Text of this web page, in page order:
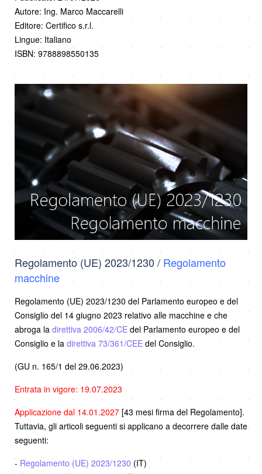
Autore: Ing. Marco Maccarelli
Editore: Certifico s.r.l.
Lingue: Italiano
ISBN: 9788898550135
Regolamento (UE) 2023/1230 / Regolamento
macchine
Regolamento (UE) 2023/1230 del Parlamento europeo e del
Consiglio del 14 giugno 2023 relativo alle macchine e che
abroga la direttiva 2006/42/CE del Parlamento europeo e del
Consiglio e la direttiva 73/361/CEE del Consiglio.
(GU n. 165/1 del 29.06.2023)
Entrata in vigore: 19.07.2023
Applicazione dal 14.01.2027 [43 mesi firma del Regolamento].
Tuttavia, gli articoli seguenti si applicano a decorrere dalle date
seguenti:
- Regolamento (UE) 2023/1230 (IT)